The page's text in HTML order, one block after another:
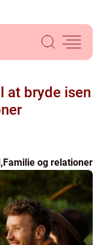
at bryde isen
,Familie og relationer